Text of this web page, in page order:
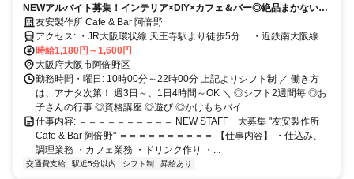
NEWアルバイト募集！インテリア×DIY×カフェ＆バー◎絶品まかないあ
り！おしゃれ空間で働ける
友安製作所 Cafe & Bar 阿倍野
アクセス: ・JR大阪環状線 天王寺駅より徒歩5分 ・近鉄南大阪線 大
阪阿部野橋駅より徒歩3分
時給1,180円～1,600円
大阪府大阪市阿倍野区
勤務時間・曜日: 10時00分～22時00分 上記よりシフト制 ／ 働き方
は、アナタ次第！ 週3日～、1日4時間～OK ＼ ◎シフト2週間毎 ◎お
子さんの行事 ◎資格講座 ◎遊び ◎かけもちバイ...
仕事内容: ＝＝＝＝＝＝＝＝＝＝ NEW STAFF 大募集 "友安製作所
Cafe & Bar 阿倍野" ＝＝＝＝＝＝＝＝＝＝ 【仕事内容】 ・仕込み、
調理業務 ・カフェ業務 ・ドリンク作り ・...
交通費支給 駅近5分以内 シフト制 昇給あり